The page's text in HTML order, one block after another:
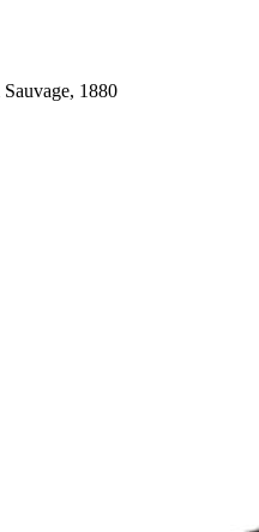
Sauvage, 1880